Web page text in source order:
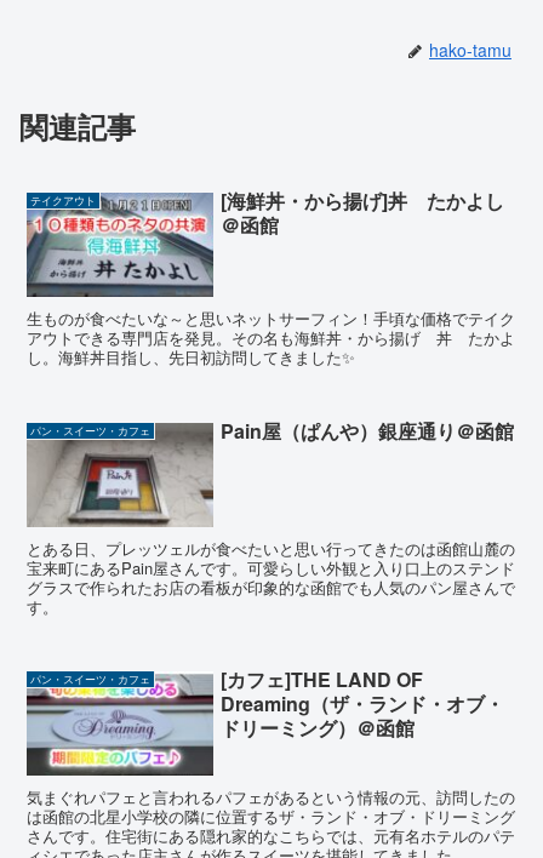
hako-tamu
関連記事
テイクアウト
[海鮮丼・から揚げ]丼 たかよし
＠函館
生ものが食べたいな～と思いネットサーフィン！手頃な価格でテイク
アウトできる専門店を発見。その名も海鮮丼・から揚げ 丼 たかよ
し。海鮮丼目指し、先日初訪問してきました✨
パン・スイーツ・カフェ Pain屋（ぱんや）銀座通り＠函館
とある日、プレッツェルが食べたいと思い行ってきたのは函館山麓の
宝来町にあるPain屋さんです。可愛らしい外観と入り口上のステンド
グラスで作られたお店の看板が印象的な函館でも人気のパン屋さんで
す。
パン・スイーツ・カフェ
[カフェ]THE LAND OF
Dreaming（ザ・ランド・オブ・
ドリーミング）＠函館
気まぐれパフェと言われるパフェがあるという情報の元、訪問したの
は函館の北星小学校の隣に位置するザ・ランド・オブ・ドリーミング
さんです。住宅街にある隠れ家的なこちらでは、元有名ホテルのパテ